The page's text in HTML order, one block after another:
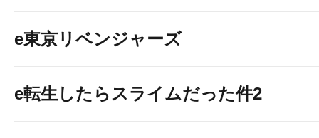
e東京リベンジャーズ
e転生したらスライムだった件2